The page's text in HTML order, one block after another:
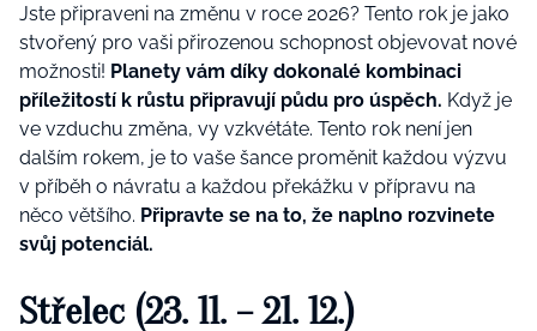
Jste připraveni na změnu v roce 2026? Tento rok je jako
stvořený pro vaši přirozenou schopnost objevovat nové
možnosti! Planety vám díky dokonalé kombinaci
příležitostí k růstu připravují půdu pro úspěch. Když je
ve vzduchu změna, vy vzkvétáte. Tento rok není jen
dalším rokem, je to vaše šance proměnit každou výzvu
v příběh o návratu a každou překážku v přípravu na
něco většího. Připravte se na to, že naplno rozvinete
svůj potenciál.
Střelec (23. 11. – 21. 12.)